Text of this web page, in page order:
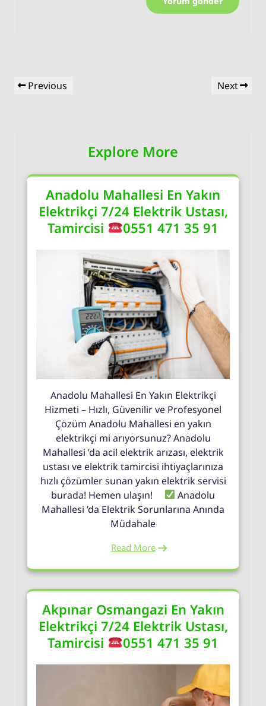
Yazı
gezinmesi
Previous
Previous
Next
Next
Explore More
Anadolu Mahallesi En Yakın
Elektrikçi 7/24 Elektrik Ustası,
Tamircisi
0551 471 35 91
Anadolu Mahallesi En Yakın Elektrikçi
Hizmeti – Hızlı, Güvenilir ve Profesyonel
Çözüm Anadolu Mahallesi en yakın
elektrikçi mi arıyorsunuz? Anadolu
Mahallesi ’da acil elektrik arızası, elektrik
ustası ve elektrik tamircisi ihtiyaçlarınıza
hızlı çözümler sunan yakın elektrik servisi
burada! Hemen ulaşın!
Anadolu
Mahallesi ’da Elektrik Sorunlarına Anında
Müdahale
Read More
Akpınar Osmangazi En Yakın
Elektrikçi 7/24 Elektrik Ustası,
Tamircisi
0551 471 35 91